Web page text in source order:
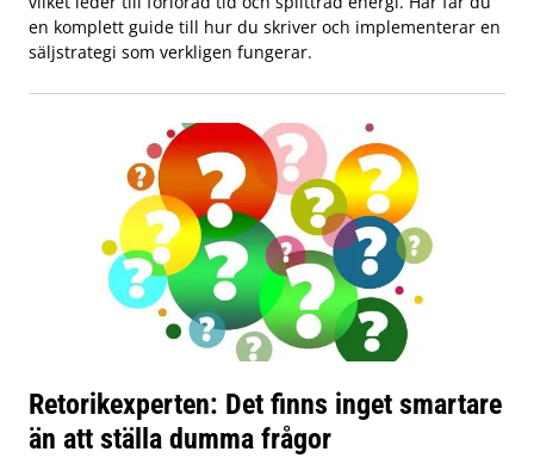
en komplett guide till hur du skriver och implementerar en
säljstrategi som verkligen fungerar.
Retorikexperten: Det finns inget smartare
än att ställa dumma frågor